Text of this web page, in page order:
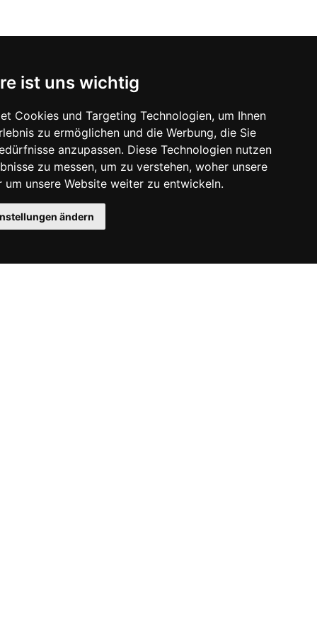
ist uns wichtig
Cookies und Targeting Technologien, um Ihnen
zu ermöglichen und die Werbung, die Sie
anzupassen. Diese Technologien nutzen
zu messen, um zu verstehen, woher unsere
um unsere Website weiter zu entwickeln.
ändern